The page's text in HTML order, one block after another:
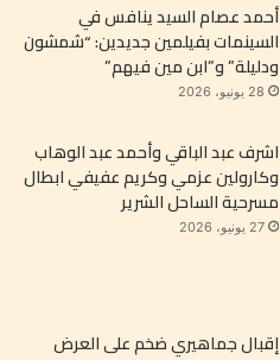
أحمد عصام السيد ينافس في
السينمات بفيلمين جديدين: “شمشون
ودليلة” و”ابن مين فيهم”
28 يونيو، 2026
اشرف عبد الباقي وأحمد عبد الوهاب
وكارولين عزمي وكريم عفيفي ابطال
مسرحية الساحل الشرير
27 يونيو، 2026
إقبال جماهيري ضخم على العرض